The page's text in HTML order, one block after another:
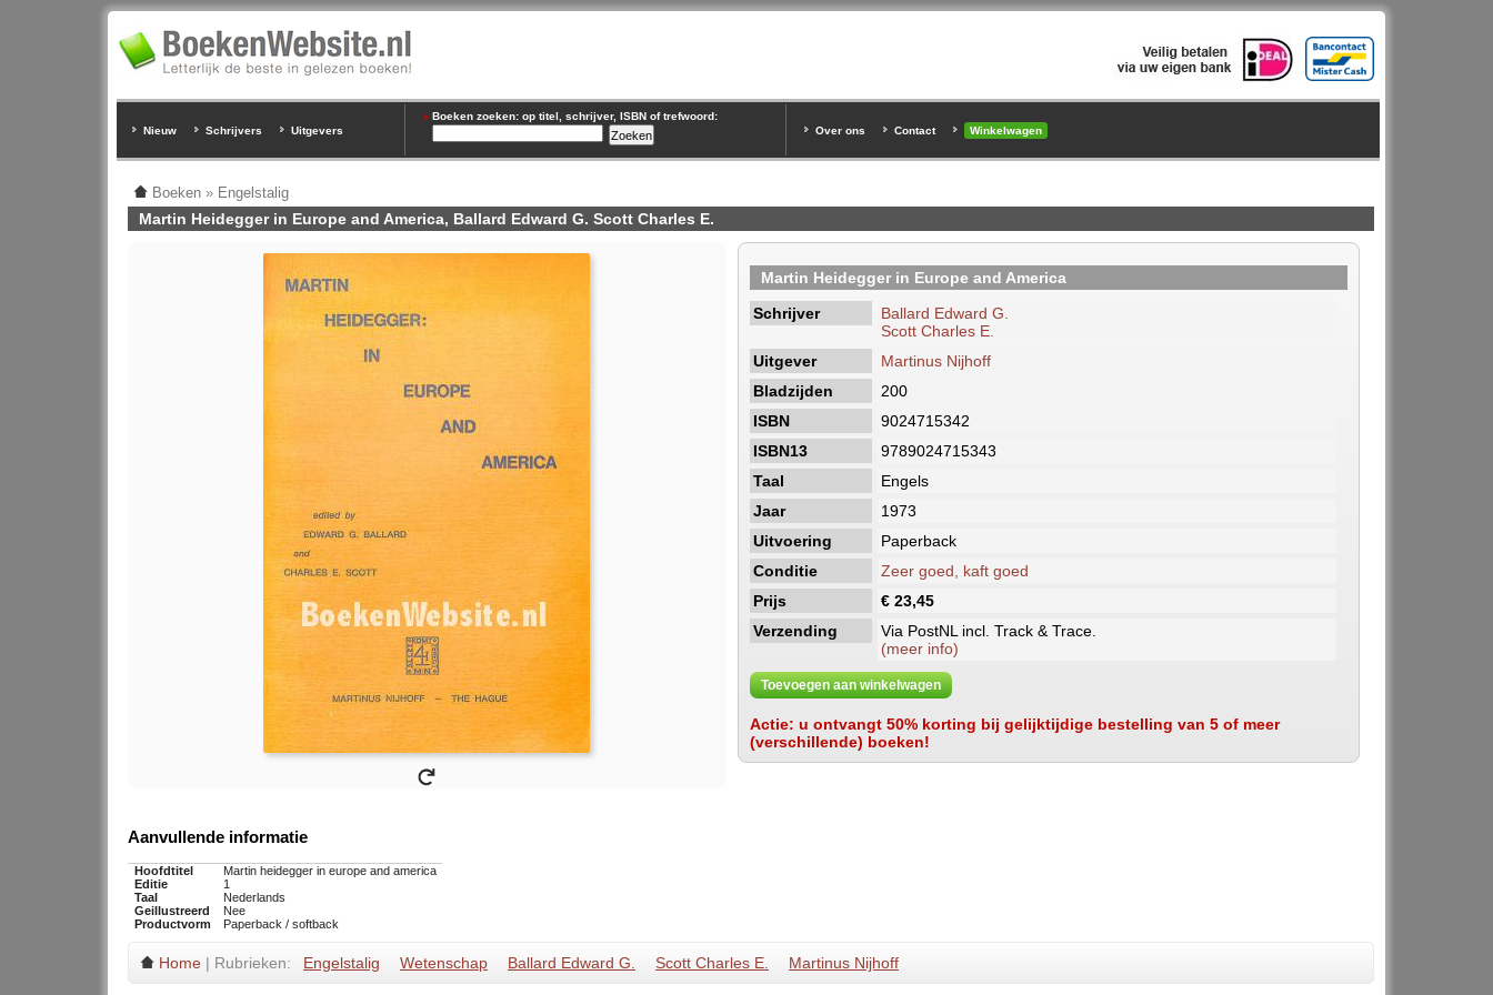
Nieuw Schrijvers Uitgevers
Boeken zoeken: op titel, schrijver, ISBN of trefwoord:
Over ons
Contact Winkelwagen
Boeken » Engelstalig
Martin Heidegger in Europe and America, Ballard Edward G. Scott Charles E.
Martin Heidegger in Europe and America
Schrijver
Ballard Edward G.
Scott Charles E.
Uitgever
Martinus Nijhoff
Bladzijden
200
ISBN
9024715342
ISBN13
9789024715343
Taal
Engels
Jaar
1973
Uitvoering
Paperback
Conditie
Zeer goed, kaft goed
Prijs
€ 23,45
Verzending
Via PostNL incl. Track & Trace.
(meer info)
Toevoegen aan winkelwagen
Actie: u ontvangt 50% korting bij gelijktijdige bestelling van 5 of meer
(verschillende) boeken!
Aanvullende informatie
Hoofdtitel
Martin heidegger in europe and america
Editie
1
Taal
Nederlands
Geillustreerd
Nee
Productvorm
Paperback / softback
Home | Rubrieken: Engelstalig Wetenschap Ballard Edward G. Scott Charles E. Martinus Nijhoff